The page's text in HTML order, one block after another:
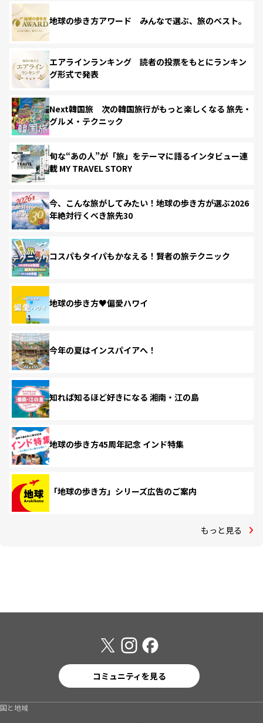
地球の歩き方アワード みんなで選ぶ、旅のベスト。
エアラインランキング 読者の投票をもとにランキン
グ形式で発表
Next韓国旅 次の韓国旅行がもっと楽しくなる 旅先・
グルメ・テクニック
旬な“あの人”が「旅」をテーマに語るインタビュー連
載 MY TRAVEL STORY
今、こんな旅がしてみたい！地球の歩き方が選ぶ2026
年絶対行くべき旅先30
コスパもタイパもかなえる！賢者の旅テクニック
地球の歩き方♥偏愛ハワイ
今年の夏はインスパイアへ！
知れば知るほど好きになる 湘南・江の島
地球の歩き方45周年記念 インド特集
「地球の歩き方」シリーズ広告のご案内
もっと見る
コミュニティを見る
国と地域